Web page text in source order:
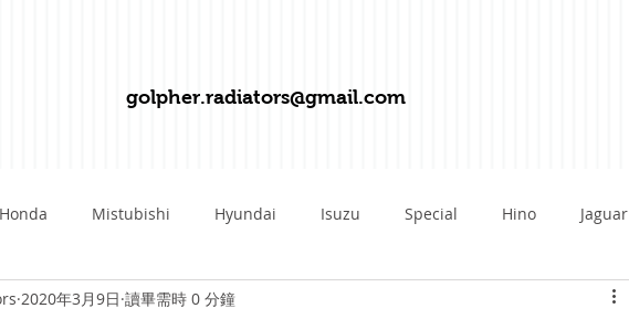
golpher.radiators@gmail.com
Honda Mistubishi Hyundai Isuzu Special Hino Jaguar
Mazda Suzuki Volvo BMW
2020年3月9日 讀畢需時 0 分鐘